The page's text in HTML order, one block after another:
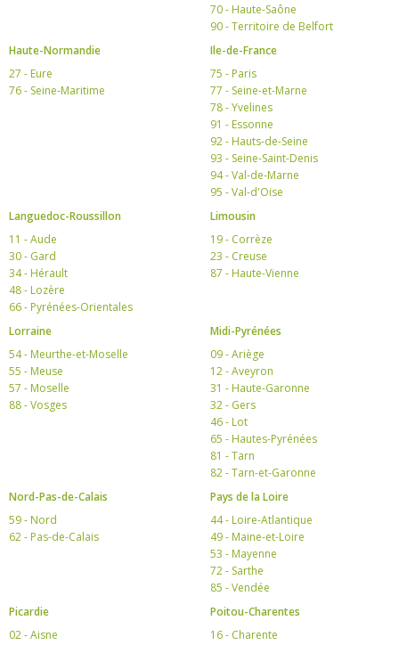
70 - Haute-Saône
90 - Territoire de Belfort
Haute-Normandie
27 - Eure
76 - Seine-Maritime
Ile-de-France
75 - Paris
77 - Seine-et-Marne
78 - Yvelines
91 - Essonne
92 - Hauts-de-Seine
93 - Seine-Saint-Denis
94 - Val-de-Marne
95 - Val-d'Oise
Languedoc-Roussillon
11 - Aude
30 - Gard
34 - Hérault
48 - Lozère
66 - Pyrénées-Orientales
Limousin
19 - Corrèze
23 - Creuse
87 - Haute-Vienne
Lorraine
54 - Meurthe-et-Moselle
55 - Meuse
57 - Moselle
88 - Vosges
Midi-Pyrénées
09 - Ariège
12 - Aveyron
31 - Haute-Garonne
32 - Gers
46 - Lot
65 - Hautes-Pyrénées
81 - Tarn
82 - Tarn-et-Garonne
Nord-Pas-de-Calais
59 - Nord
62 - Pas-de-Calais
Pays de la Loire
44 - Loire-Atlantique
49 - Maine-et-Loire
53 - Mayenne
72 - Sarthe
85 - Vendée
Picardie
02 - Aisne
Poitou-Charentes
16 - Charente